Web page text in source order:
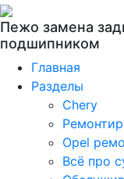
Пежо замена
подшипником
Главная
Разделы
Chery
Opel
Всё про